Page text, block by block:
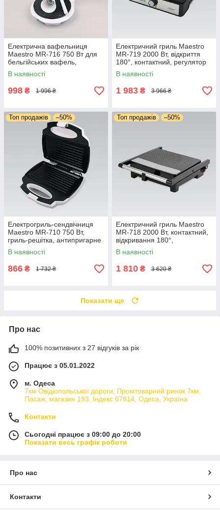
Електрична вафельниця
Maestro MR-716 750 Вт для
бельгійських вафель,
рівномірне нагрівання,
антипригарне покриття
В наявності
998 ₴ 1 996 ₴
Електричний гриль Maestro
MR‐719 2000 Вт, відкриття
180°, контактний, регулятор
температури, антипригарне
покриття
В наявності
1 983 ₴ 3 966 ₴
Топ продажів –50%
Електрогриль-сендвічниця
Maestro MR-710 750 Вт,
гриль-решітка, антипригарне
покриття, індикатор
нагрівання
В наявності
866 ₴ 1 732 ₴
Топ продажів –50%
Електричний гриль Maestro
MR-718 2000 Вт, контактний,
відкривання 180°,
антипригарне покриття,
регулятор температури
В наявності
1 810 ₴ 3 620 ₴
Показати ще
Про нас
100% позитивних з 27 відгуків за рік
Працює з 05.01.2022
м. Одеса
7км Овідіопольської дороги, Промтоварний ринок 7км,
Пасаж, магазин 193, Індекс 67814, Одеса, Україна
Контакти
Сьогодні працює з 09:00 до 20:00
Показати весь графік роботи
Про нас
Контакти